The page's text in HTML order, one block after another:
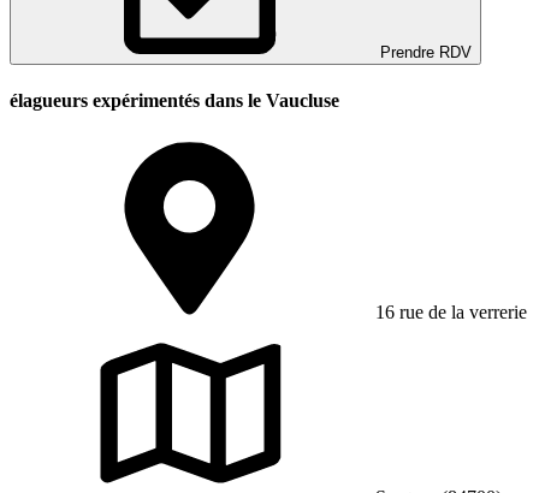
Prendre RDV
élagueurs expérimentés dans le Vaucluse
16 rue de la verrerie